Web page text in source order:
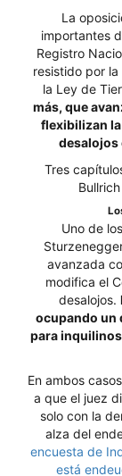
La
importantes
Registro
resistido por
la Ley de
más, que
flexibilizan
desalojos
Tres
Uno de
avanzada
modifica el
desalojos.
ocupando un
para
En ambos
a que el juez
solo con la
alza del
encuesta de
está